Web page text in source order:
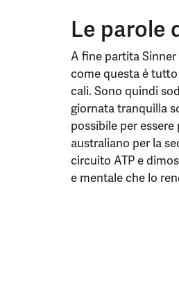
Le parole
A fine partita Sinner
come questa è
cali. Sono quindi
giornata tranquilla
possibile per
australiano per la
circuito ATP e
e mentale che lo